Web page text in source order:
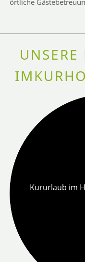
örtliche
UNSERE
Kururlaub im